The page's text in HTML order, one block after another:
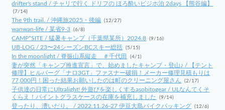
drifter's stand / チャリで行く ドリフの ほろ酔いビジホ泊 2days 【熊谷編】
(7/14)
The 9th trail. / 沖縄旅2025・後編 (12/27)
wanwan-life / 某省9-3 (6/8)
CAMP*SITE / 猛暑キャンプ（千葉県某所）2024.8 (9/16)
UB-LOG / 23〜24シーズンBCスキー総括 (5/15)
In the moonlight / 脊振山系縦走 ＃千代田 (4/1)
妻が突然「キャンプ推進宣言」で、始めましたキャンプ・登山♪ / 【テント
修理】ヒルバーグ「ナロ3GT」ファスナー破損！メーカー修理見積もりは
77,000円！困った結果お願いしたのは町のクリーニング屋さん
(2/17)
子供達の日常にUltralight! 外遊びを楽しくするasobitogear / ULなんてくそ
くらえ！パイントグラスケースの在庫を補充しました
(9/14)
登ったり、漕いだり。 / 2022.11.26-27 伊豆大島バイクパッキング (12/6)